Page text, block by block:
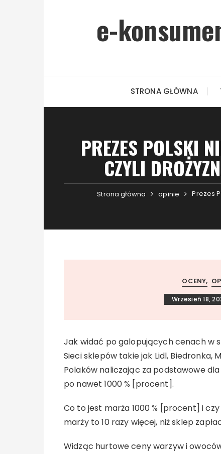
e-
STRONA GŁÓWNA
PREZES POLSKI
CZYLI
Strona główna opinie Prezes
OCENY
Wrzesień 18,
Jak widać po galopujących cenach w
Sieci sklepów takie jak Lidl,
Polaków naliczając za podstawowe
po nawet 1000 % [procent].
Co to jest marża 1000 % [procent] i
marży to 10 razy więcej, niż sklep
Widząc hurtowe ceny warzyw i